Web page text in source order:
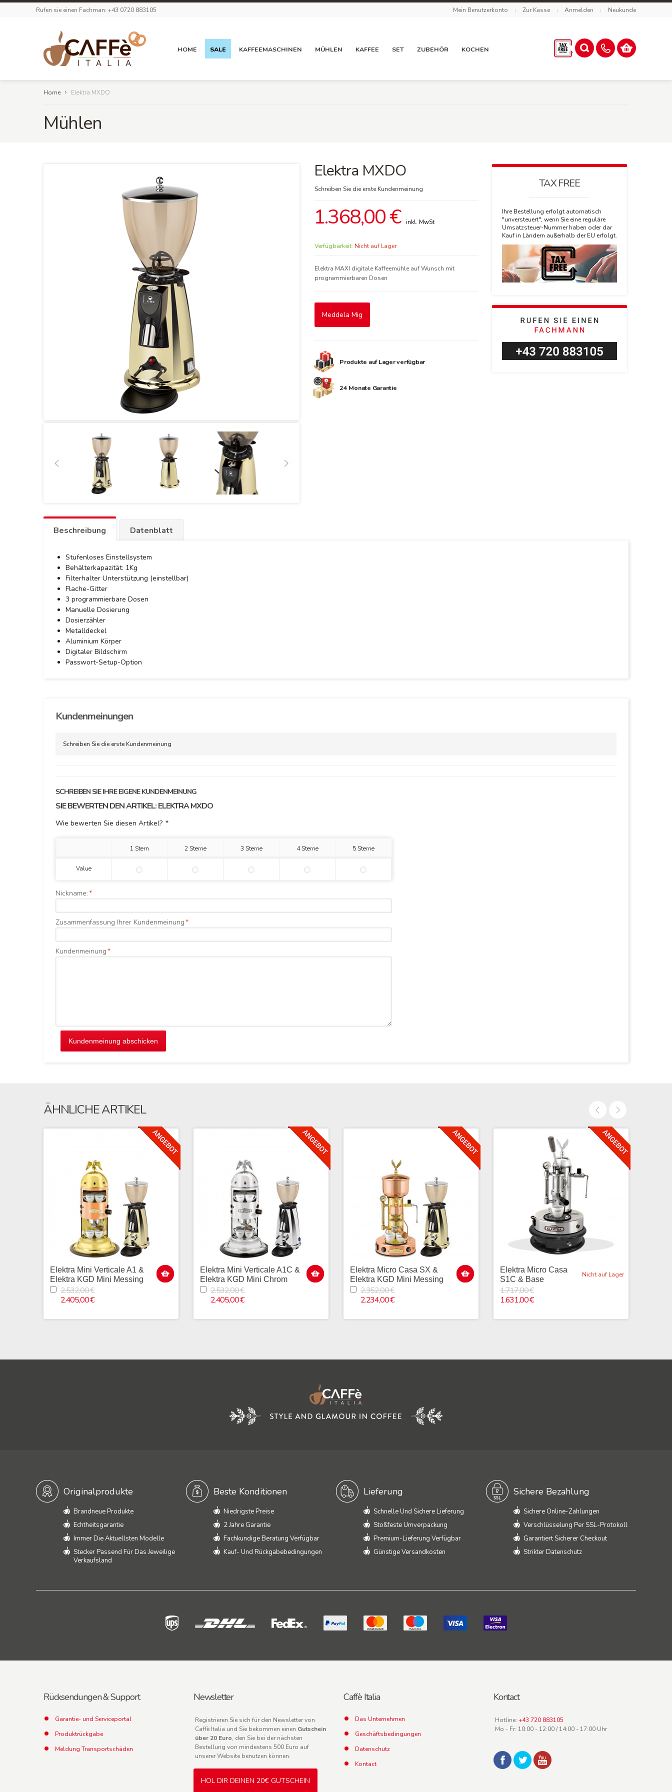
Rufen sie einen Fachman: +43 0720 883105 Mein Benutzerkonto Zur Kasse Anmelden Neukunde
HOME SALE KAFFEEMASCHINEN MÜHLEN KAFFEE SET ZUBEHÖR KOCHEN
Home Elektra MXDO
Mühlen
TAX FREE
Ihre Bestellung erfolgt automatisch
"unversteuert", wenn Sie eine reguläre
Umsatzsteuer-Nummer haben oder dar
Kauf in Ländern außerhalb der EU erfolgt.
Elektra MXDO
Schreiben Sie die erste Kundenmeinung
1.368,00 €
Verfügbarkeit: Nicht auf Lager
Elektra MAXI digitale Kaffeemühle auf Wunsch mit
programmierbaren Dosen
Meddela Mig
Produkte auf Lager verfügbar
24 Monate Garantie
Beschreibung Datenblatt
Stufenloses Einstellsystem
Behälterkapazität: 1Kg
Filterhalter Unterstützung (einstellbar)
Flache-Gitter
3 programmierbare Dosen
Manuelle Dosierung
Dosierzähler
Metalldeckel
Aluminium Körper
Digitaler Bildschirm
Passwort-Setup-Option
Kundenmeinungen
Schreiben Sie die erste Kundenmeinung
SCHREIBEN SIE IHRE EIGENE KUNDENMEINUNG
SIE BEWERTEN DEN ARTIKEL:ELEKTRA MXDO
Wie bewerten Sie diesen Artikel? *
1 Stern 2 Sterne 3 Sterne 4 Sterne 5 Sterne
Value
*
Nickname:
*
Zusammenfassung Ihrer Kundenmeinung
*
Kundenmeinung
Kundenmeinung abschicken
ÄHNLICHE ARTIKEL
Elektra Mini Verticale A1 &
Elektra KGD Mini Messing
2.532,00 €
2.405,00 €
Elektra Mini Verticale A1C &
Elektra KGD Mini Chrom
2.532,00 €
2.405,00 €
Elektra Micro Casa SX &
Elektra KGD Mini Messing
2.352,00 €
2.234,00 €
Nicht auf Lager
Elektra Micro Casa
S1C & Base
1.717,00 €
1.631,00 €
Originalprodukte
Brandneue Produkte
Echtheitsgarantie
Immer Die Aktuellsten Modelle
Stecker Passend Für Das Jeweilige
Verkaufsland
Beste Konditionen
Niedrigste Preise
2 Jahre Garantie
Fachkundige Beratung Verfügbar
Kauf- Und Rückgabebedingungen
Lieferung
Schnelle Und Sichere Lieferung
Stoßfeste Umverpackung
Premium-Lieferung Verfügbar
Günstige Versandkosten
Sichere Bezahlung
Sichere Online-Zahlungen
Verschlüsselung Per SSL-Protokoll
Garantiert Sicherer Checkout
Strikter Datenschutz
Rücksendungen & Support
Garantie- und Serviceportal
Produktrückgabe
Meldung Transportschäden
Newsletter
Registrieren Sie sich für den Newsletter von
Caffè Italia und Sie bekommen einen Gutschein
über 20 Euro, den Sie bei der nächsten
Bestellung von mindestens 500 Euro auf
unserer Website benutzen können.
HOL DIR DEINEN 20€ GUTSCHEIN
Caffè Italia
Das Unternehmen
Geschäftsbedingungen
Datenschutz
Kontact
Kontact
Hotline: +43 720 883105
Mo - Fr: 10:00 - 12:00 / 14:00 - 17:00 Uhr